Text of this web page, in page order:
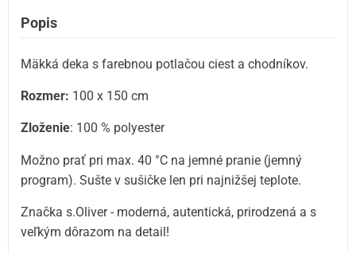
Popis
Mäkká deka s farebnou potlačou ciest a chodníkov.
Rozmer: 100 x 150 cm
Zloženie: 100 % polyester
Možno prať pri max. 40 °C na jemné pranie (jemný
program). Sušte v sušičke len pri najnižšej teplote.
Značka s.Oliver - moderná, autentická, prirodzená a s
veľkým dôrazom na detail!